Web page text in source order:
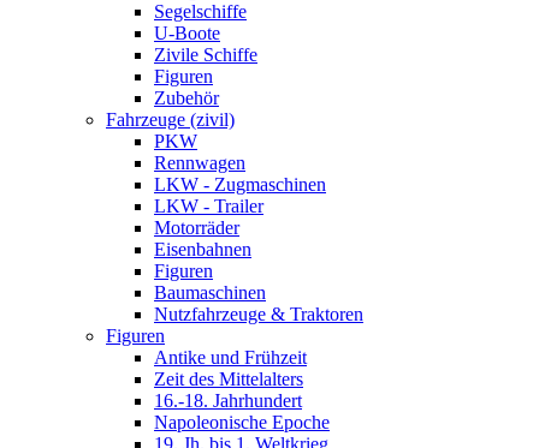
Segelschiffe
U-Boote
Zivile Schiffe
Figuren
Zubehör
Fahrzeuge (zivil)
PKW
Rennwagen
LKW - Zugmaschinen
LKW - Trailer
Motorräder
Eisenbahnen
Figuren
Baumaschinen
Nutzfahrzeuge & Traktoren
Figuren
Antike und Frühzeit
Zeit des Mittelalters
16.-18. Jahrhundert
Napoleonische Epoche
19. Jh. bis 1. Weltkrieg